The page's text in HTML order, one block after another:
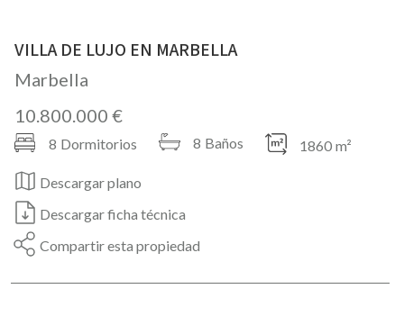
VILLA DE LUJO EN MARBELLA
Marbella
10.800.000 €
8 Dormitorios 8 Baños 1860 m²
Descargar plano
Descargar ficha técnica
Compartir esta propiedad